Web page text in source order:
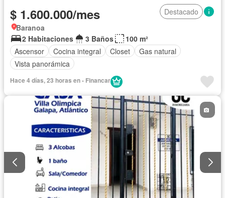
$ 1.600.000/mes
Destacado
Baranoa
2 Habitaciones
3 Baños
100 m²
Ascensor
Cocina integral Closet
Gas natural
Vista panorámica
Hace 4 días, 23 horas en - Financar